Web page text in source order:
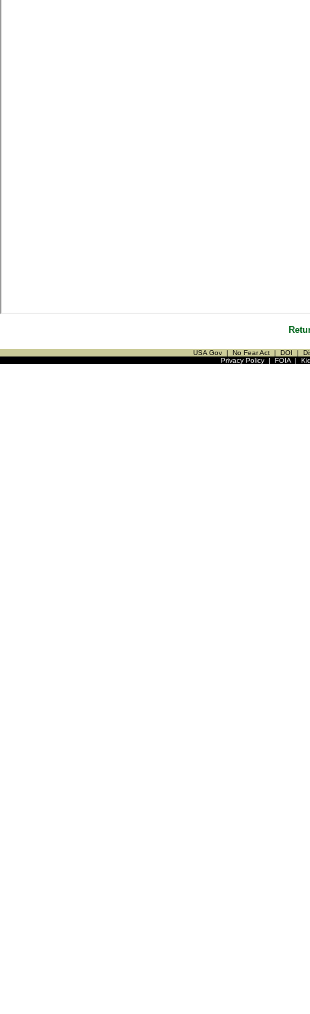
USA Gov | No Fear Act | DOI |
Privacy Policy| FOIA|